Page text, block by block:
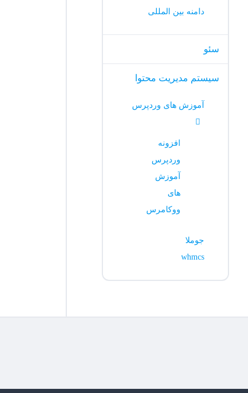
دامنه بین المللی
سئو
سیستم مدیریت محتوا
آموزش های وردپرس
افزونه
وردپرس
آموزش
های
ووکامرس
جوملا
whmcs